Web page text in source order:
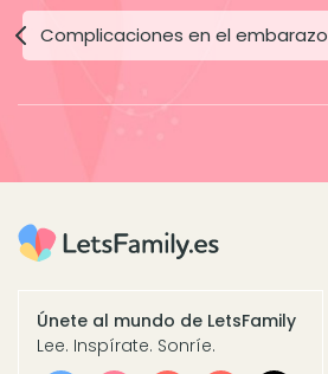
Complicaciones en el embarazo
Únete al mundo de LetsFamily
Lee. Inspírate. Sonríe.